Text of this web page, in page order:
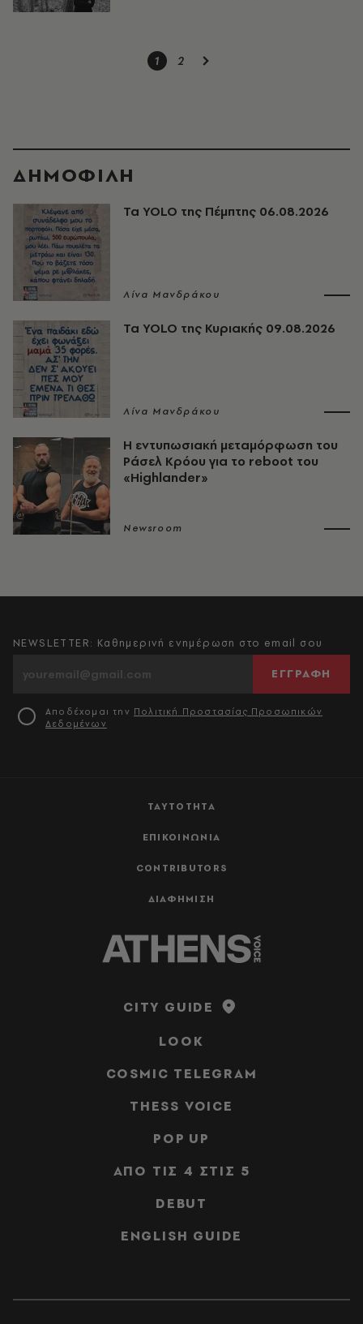
1 2
ΔΗΜΟΦΙΛΗ
Τα YOLO της Πέμπτης 06.08.2026
Λίνα Μανδράκου
Τα YOLO της Κυριακής 09.08.2026
Λίνα Μανδράκου
Η εντυπωσιακή μεταμόρφωση του
Ράσελ Κρόου για το reboot του
«Highlander»
Newsroom
ΤΑΥΤΟΤΗΤΑ
ΕΠΙΚΟΙΝΩΝΙΑ
CONTRIBUTORS
ΔΙΑΦΗΜΙΣΗ
NEWSLETTER: Καθημερινή ενημέρωση στο email σου
ΕΓΓΡΑΦΗ
Αποδέχομαι την Πολιτική Προστασίας Προσωπικών
Δεδομένων
CITY GUIDE
LOOK
COSMIC TELEGRAM
THESS VOICE
POP UP
ΑΠΟ ΤΙΣ 4 ΣΤΙΣ 5
DEBUT
ENGLISH GUIDE